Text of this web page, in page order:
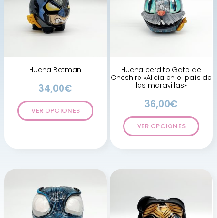
Hucha Batman
34,00€
VER OPCIONES
Hucha cerdito Gato de
Cheshire «Alicia en el país de
las maravillas»
36,00€
VER OPCIONES